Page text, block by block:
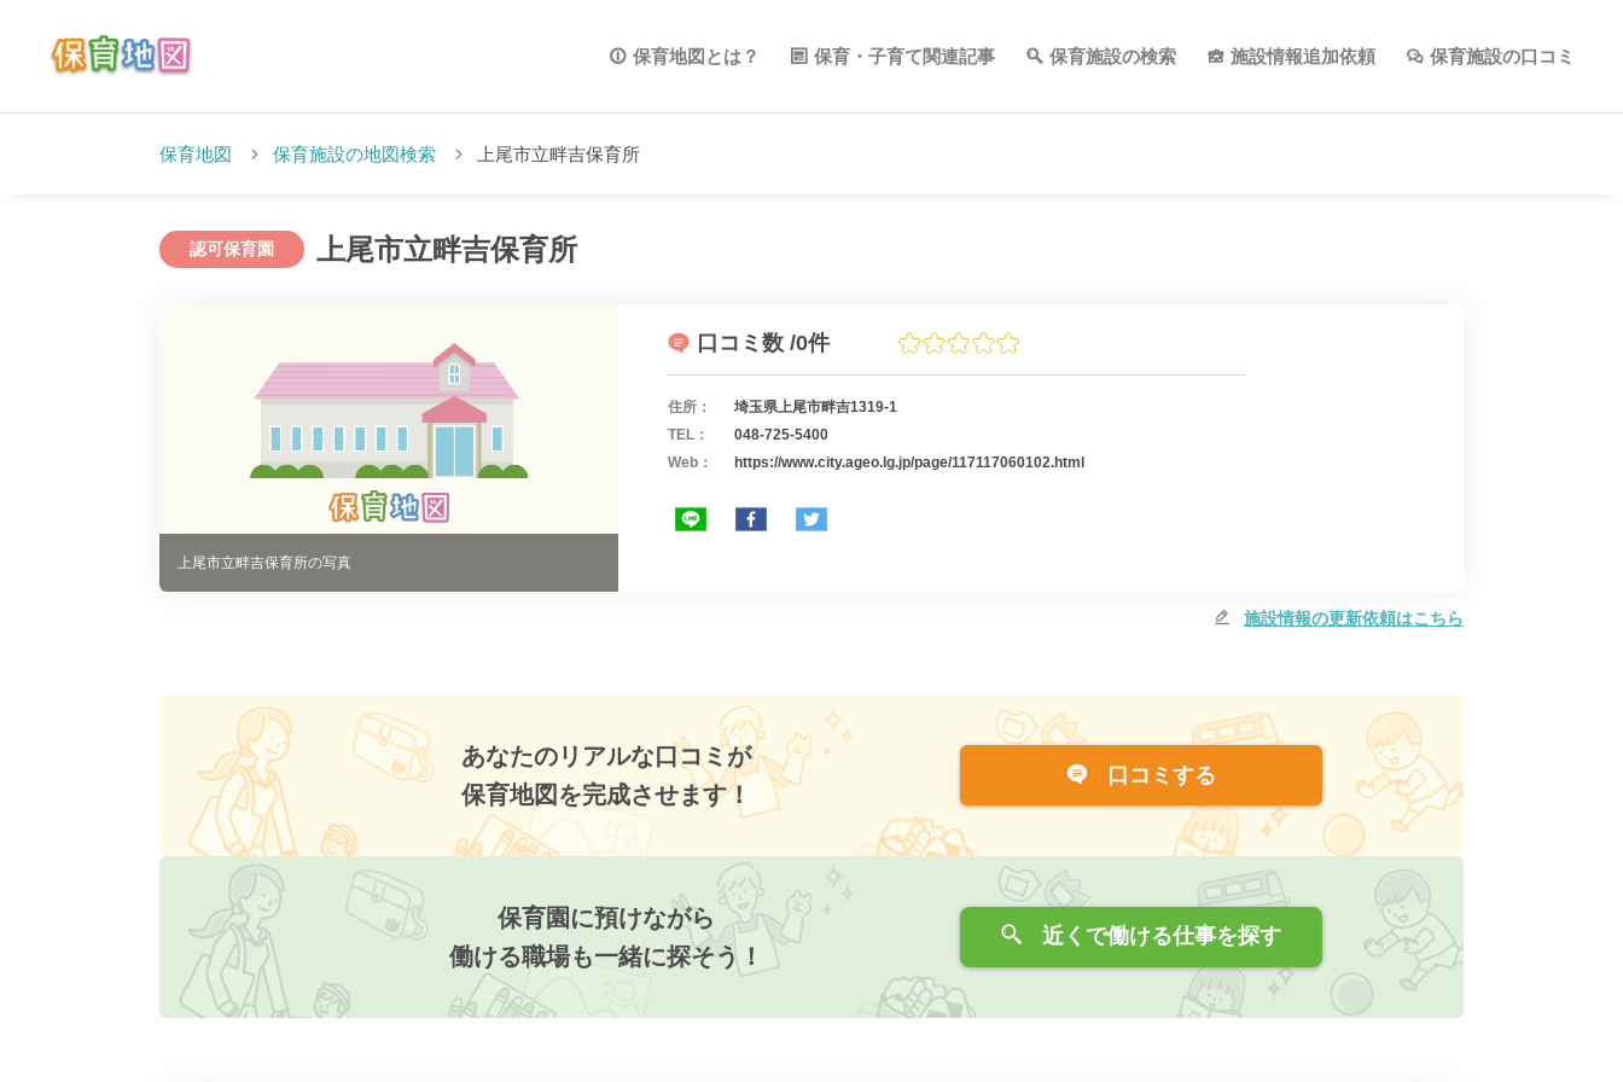
保育地図とは？ 保育・子育て関連記事 保育施設の検索 施設情報追加依頼 保育施設の口コミ
保育地図 保育施設の地図検索 上尾市立畔吉保育所
認可保育園 上尾市立畔吉保育所
上尾市立畔吉保育所の写真
口コミ数 /0件
住所：
埼玉県上尾市畔吉1319-1
TEL：
048-725-5400
Web：
https://www.city.ageo.lg.jp/page/117117060102.html
施設情報の更新依頼はこちら
あなたのリアルな口コミが
保育地図を完成させます！
口コミする
保育園に預けながら
働ける職場も一緒に探そう！
近くで働ける仕事を探す